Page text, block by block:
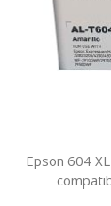
Epson 604